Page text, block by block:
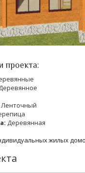
проекта:
Ленточный
Деревянная
жилых